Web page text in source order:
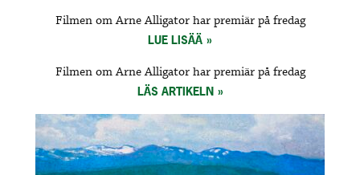
MAINOSTAJILLE
FÖR
ANNONSÖRER
Filmen om Arne Alligator har premiär på fredag
LUE LISÄÄ
Filmen om Arne Alligator har premiär på fredag
LÄS ARTIKELN